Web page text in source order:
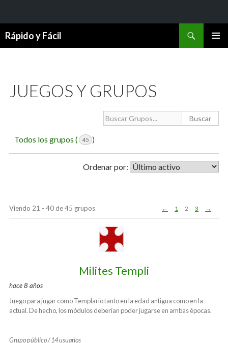
Rápido y Fácil
JUEGOS Y GRUPOS
Todos los grupos (
45 )
Ordenar por:
Viendo 21 - 40 de 45 grupos ← 1 2 3 →
Milites Templi
hace 8 años
Juego para jugar como Templario tanto en la edad antigua como en la
actual. De hecho, los módulos deberían poder jugarse en ambas èpocas.
Grupo público / 14 usuarios